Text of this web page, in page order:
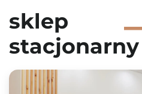
sklep
stacjonarny